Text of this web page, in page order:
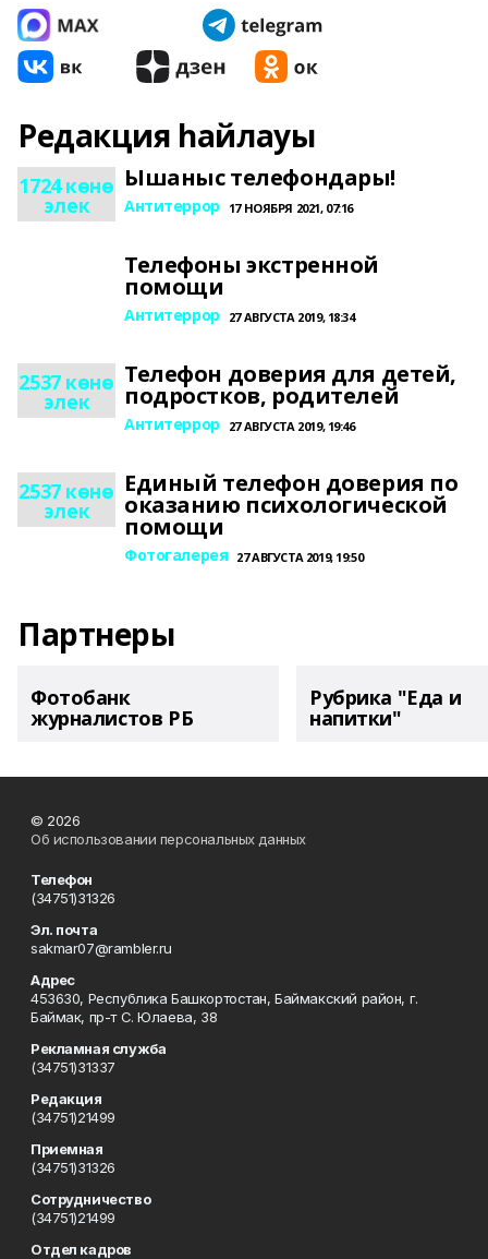
Редакция һайлауы
1724 көнө
элек
Ышаныс телефондары!
Антитеррор 17 НОЯБРЯ 2021, 07:16
Телефоны экстренной
помощи
Антитеррор 27 АВГУСТА 2019, 18:34
2537 көнө
элек
Телефон доверия для детей,
подростков, родителей
Антитеррор 27 АВГУСТА 2019, 19:46
2537 көнө
элек
Единый телефон доверия по
оказанию психологической
помощи
Фотогалерея 27 АВГУСТА 2019, 19:50
Партнеры
Фотобанк
журналистов РБ
Рубрика "Еда и
напитки"
© 2026
Об использовании персональных данных
Телефон
(34751)31326
Эл. почта
sakmar07@rambler.ru
Адрес
453630, Республика Башкортостан, Баймакский район, г.
Баймак, пр-т С. Юлаева, 38
Рекламная служба
(34751)31337
Редакция
(34751)21499
Приемная
(34751)31326
Сотрудничество
(34751)21499
Отдел кадров